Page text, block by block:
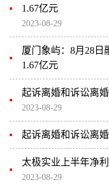
1.67亿元
2023-08-29
厦门象屿：8月28日
1.67亿元
起诉离婚和诉讼离
2023-08-29
起诉离婚和诉讼离
太极实业上半年净
2023-08-29